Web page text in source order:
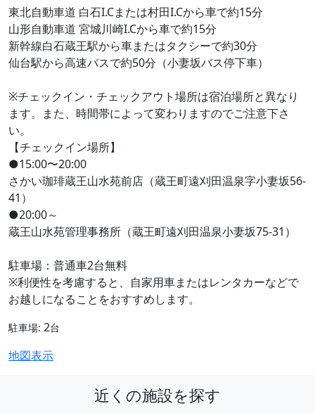
東北自動車道 白石I.Cまたは村田I.Cから車で約15分
山形自動車道 宮城川崎I.Cから車で約15分
新幹線白石蔵王駅から車またはタクシーで約30分
仙台駅から高速バスで約50分（小妻坂バス停下車）
※チェックイン・チェックアウト場所は宿泊場所と異なり
ます。また、時間帯によって変わりますのでご注意下さ
い。
【チェックイン場所】
●15:00〜20:00
さかい珈琲蔵王山水苑前店（蔵王町遠刈田温泉字小妻坂56-
41）
●20:00～
蔵王山水苑管理事務所（蔵王町遠刈田温泉小妻坂75-31）
駐車場：普通車2台無料
※利便性を考慮すると、自家用車またはレンタカーなどで
お越しになることをおすすめします。
駐車場: 2台
地図表示
近くの施設を探す